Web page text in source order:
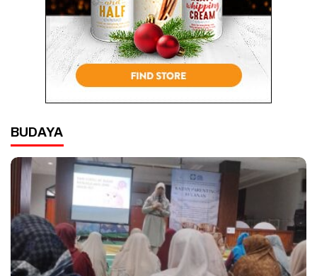
BUDAYA